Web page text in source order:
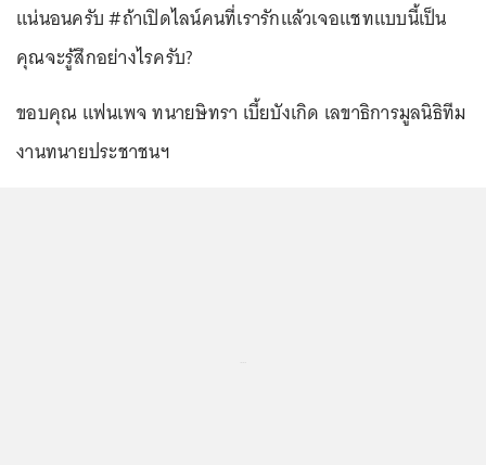
แน่นอนครับ #ถ้าเปิดไลน์คนที่เรารักแล้วเจอแชทแบบนี้เป็น
คุณจะรู้สึกอย่างไรครับ?
ขอบคุณ แฟนเพจ ทนายษิทรา เบี้ยบังเกิด เลขาธิการมูลนิธิทีม
งานทนายประชาชนฯ